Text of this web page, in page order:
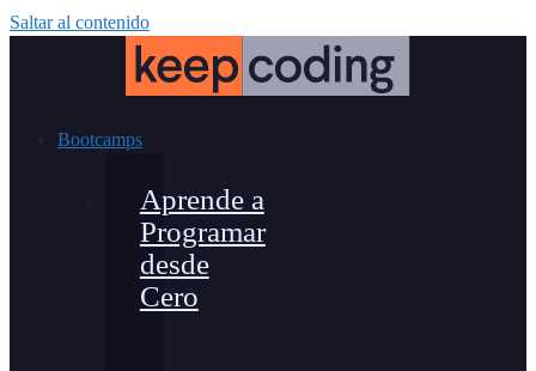
Saltar al contenido
Bootcamps
Aprende a
Programar
desde
Cero